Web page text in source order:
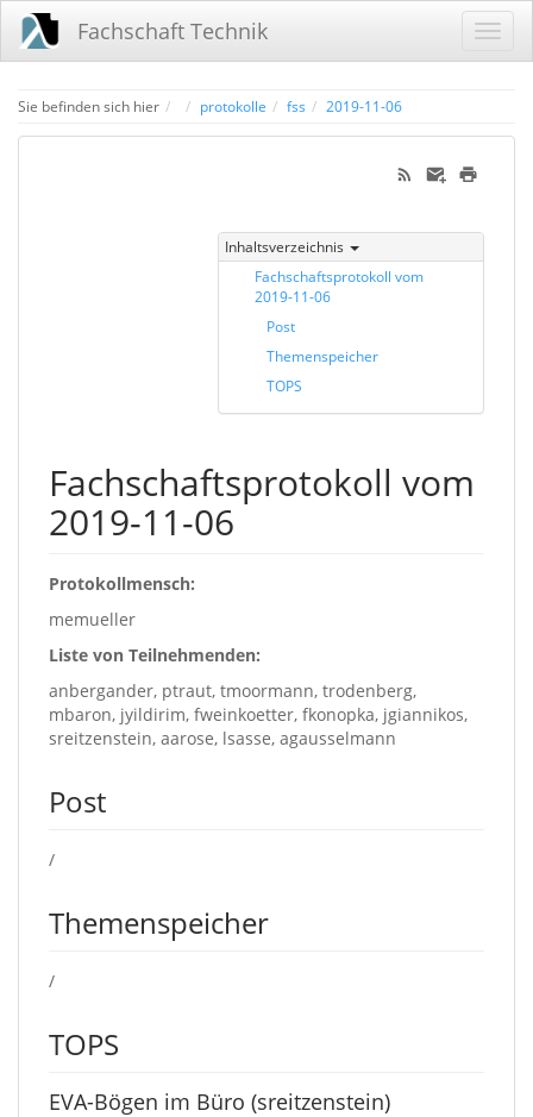
Fachschaft Technik
Sie befinden sich hier Homeprotokolle fss 2019-11-06
Inhaltsverzeichnis
Fachschaftsprotokoll vom
2019-11-06
Post
Themenspeicher
TOPS
Fachschaftsprotokoll vom
2019-11-06
Protokollmensch:
memueller
Liste von Teilnehmenden:
anbergander, ptraut, tmoormann, trodenberg,
mbaron, jyildirim, fweinkoetter, fkonopka, jgiannikos,
sreitzenstein, aarose, lsasse, agausselmann
Post
/
Themenspeicher
/
TOPS
EVA-Bögen im Büro (sreitzenstein)